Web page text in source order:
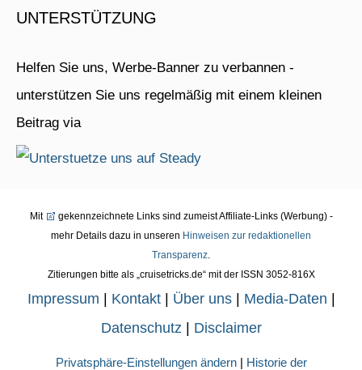
UNTERSTÜTZUNG
Helfen Sie uns, Werbe-Banner zu verbannen -
unterstützen Sie uns regelmäßig mit einem kleinen
Beitrag via
Mit
gekennzeichnete Links sind zumeist Affiliate-Links (Werbung) -
mehr Details dazu in unseren Hinweisen zur redaktionellen
Transparenz
Zitierungen bitte als „cruisetricks.de“ mit der ISSN 3052-816X
Impressum | Kontakt| Über uns| Media-Daten |
Datenschutz | Disclaimer
Privatsphäre-Einstellungen ändern| Historie der